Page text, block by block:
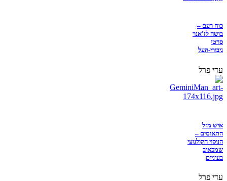
כוח רעם –
בושה לז'אנר
סרטי
גיבורי-העל
עדי פרל
איש מזל
התאומים –
הניסוי הקולנועי
שמכאיב
בעיניים
עדי פרל